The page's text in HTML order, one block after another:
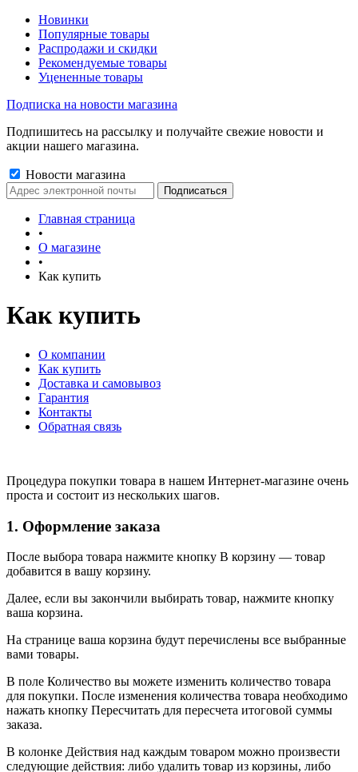
Новинки
Популярные товары
Распродажи и скидки
Рекомендуемые товары
Уцененные товары
Подписка на новости магазина
Подпишитесь на рассылку и получайте свежие новости и
акции нашего магазина.
Новости магазина
Главная страница
•
О магазине
•
Как купить
Как купить
О компании
Как купить
Доставка и самовывоз
Гарантия
Контакты
Обратная связь
Процедура покупки товара в нашем Интернет-магазине очень
проста и состоит из нескольких шагов.
1. Оформление заказа
После выбора товара нажмите кнопку В корзину — товар
добавится в вашу корзину.
Далее, если вы закончили выбирать товар, нажмите кнопку
ваша корзина.
На странице ваша корзина будут перечислены все выбранные
вами товары.
В поле Количество вы можете изменить количество товара
для покупки. После изменения количества товара необходимо
нажать кнопку Пересчитать для пересчета итоговой суммы
заказа.
В колонке Действия над каждым товаром можно произвести
следующие действия: либо удалить товар из корзины, либо